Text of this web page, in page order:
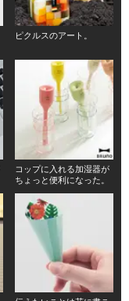
ピクルスのアート。
コップに入れる加湿器が
ちょっと便利になった。